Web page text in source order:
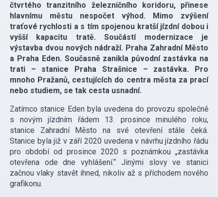
čtvrtého tranzitního železničního koridoru, přinese
hlavnímu městu nespočet výhod. Mimo zvýšení
traťové rychlosti a s tím spojenou kratší jízdní dobou i
vyšší kapacitu tratě. Součástí modernizace je
výstavba dvou nových nádraží. Praha Zahradní Město
a Praha Eden. Současně zanikla původní zastávka na
trati – stanice Praha Strašnice – zastávka. Pro
mnoho Pražanů, cestujících do centra města za prací
nebo studiem, se tak cesta usnadní.
Zatímco stanice Eden byla uvedena do provozu společně
s novým jízdním řádem 13. prosince minulého roku,
stanice Zahradní Město na své otevření stále čeká.
Stanice byla již v září 2020 uvedena v návrhu jízdního řádu
pro období od prosince 2020 s poznámkou „zastávka
otevřena ode dne vyhlášení.“ Jinými slovy ve stanici
začnou vlaky stavět ihned, nikoliv až s příchodem nového
grafikonu.